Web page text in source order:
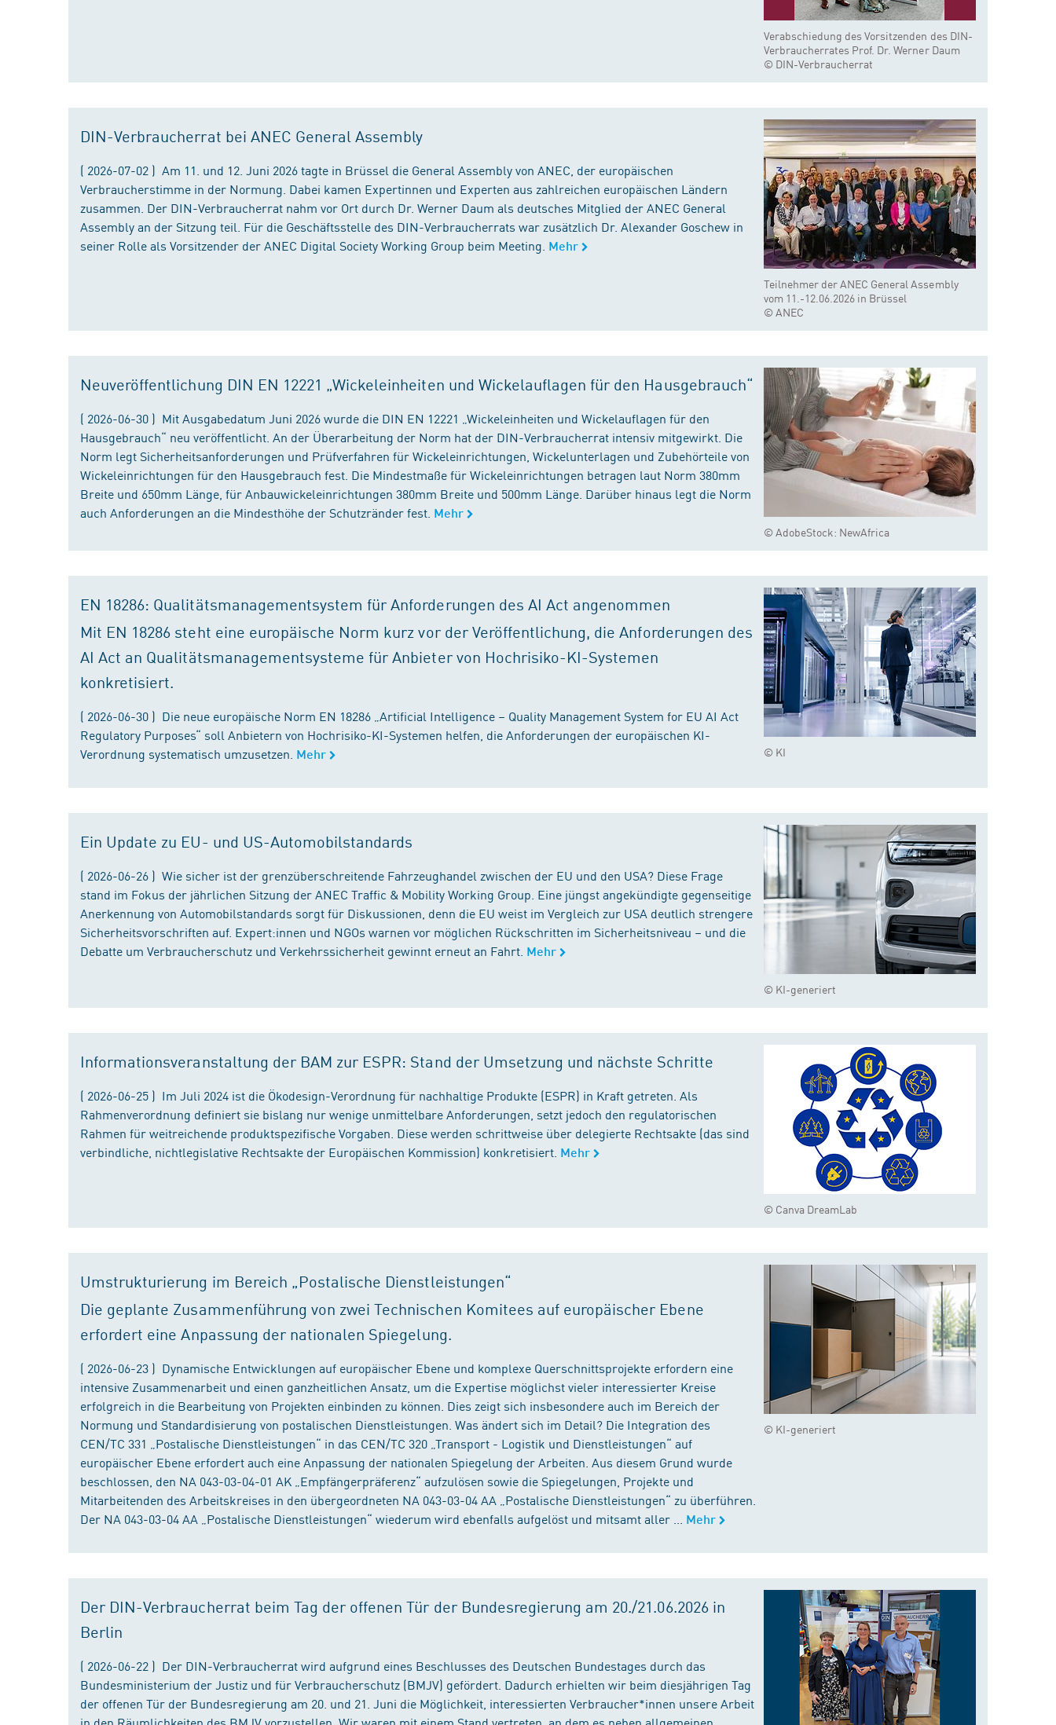
Verabschiedung des Vorsitzenden des DIN-
Verbraucherrates Prof. Dr. Werner Daum
© DIN-Verbraucherrat
Teilnehmer der ANEC General Assembly
vom 11.-12.06.2026 in Brüssel
© ANEC
DIN-Verbraucherrat bei ANEC General Assembly
( 2026-07-02 ) Am 11. und 12. Juni 2026 tagte in Brüssel die General Assembly von ANEC, der europäischen
Verbraucherstimme in der Normung. Dabei kamen Expertinnen und Experten aus zahlreichen europäischen Ländern
zusammen. Der DIN-Verbraucherrat nahm vor Ort durch Dr. Werner Daum als deutsches Mitglied der ANEC General
Assembly an der Sitzung teil. Für die Geschäftsstelle des DIN-Verbraucherrats war zusätzlich Dr. Alexander Goschew in
seiner Rolle als Vorsitzender der ANEC Digital Society Working Group beim Meeting. Mehr
© AdobeStock: NewAfrica
Neuveröffentlichung DIN EN 12221 „Wickeleinheiten und Wickelauflagen für den Hausgebrauch“
( 2026-06-30 ) Mit Ausgabedatum Juni 2026 wurde die DIN EN 12221 „Wickeleinheiten und Wickelauflagen für den
Hausgebrauch“ neu veröffentlicht. An der Überarbeitung der Norm hat der DIN-Verbraucherrat intensiv mitgewirkt. Die
Norm legt Sicherheitsanforderungen und Prüfverfahren für Wickeleinrichtungen, Wickelunterlagen und Zubehörteile von
Wickeleinrichtungen für den Hausgebrauch fest. Die Mindestmaße für Wickeleinrichtungen betragen laut Norm 380mm
Breite und 650mm Länge, für Anbauwickeleinrichtungen 380mm Breite und 500mm Länge. Darüber hinaus legt die Norm
auch Anforderungen an die Mindesthöhe der Schutzränder fest. Mehr
© KI
EN 18286: Qualitätsmanagementsystem für Anforderungen des AI Act angenommen
Mit EN 18286 steht eine europäische Norm kurz vor der Veröffentlichung, die Anforderungen des
AI Act an Qualitätsmanagementsysteme für Anbieter von Hochrisiko-KI-Systemen
konkretisiert.
( 2026-06-30 ) Die neue europäische Norm EN 18286 „Artificial Intelligence – Quality Management System for EU AI Act
Regulatory Purposes“ soll Anbietern von Hochrisiko-KI-Systemen helfen, die Anforderungen der europäischen KI-
Verordnung systematisch umzusetzen. Mehr
© KI-generiert
Ein Update zu EU- und US-Automobilstandards
( 2026-06-26 ) Wie sicher ist der grenzüberschreitende Fahrzeughandel zwischen der EU und den USA? Diese Frage
stand im Fokus der jährlichen Sitzung der ANEC Traffic & Mobility Working Group. Eine jüngst angekündigte gegenseitige
Anerkennung von Automobilstandards sorgt für Diskussionen, denn die EU weist im Vergleich zur USA deutlich strengere
Sicherheitsvorschriften auf. Expert:innen und NGOs warnen vor möglichen Rückschritten im Sicherheitsniveau – und die
Debatte um Verbraucherschutz und Verkehrssicherheit gewinnt erneut an Fahrt. Mehr
© Canva DreamLab
Informationsveranstaltung der BAM zur ESPR: Stand der Umsetzung und nächste Schritte
( 2026-06-25 ) Im Juli 2024 ist die Ökodesign-Verordnung für nachhaltige Produkte (ESPR) in Kraft getreten. Als
Rahmenverordnung definiert sie bislang nur wenige unmittelbare Anforderungen, setzt jedoch den regulatorischen
Rahmen für weitreichende produktspezifische Vorgaben. Diese werden schrittweise über delegierte Rechtsakte (das sind
verbindliche, nichtlegislative Rechtsakte der Europäischen Kommission) konkretisiert. Mehr
© KI-generiert
Umstrukturierung im Bereich „Postalische Dienstleistungen“
Die geplante Zusammenführung von zwei Technischen Komitees auf europäischer Ebene
erfordert eine Anpassung der nationalen Spiegelung.
( 2026-06-23 ) Dynamische Entwicklungen auf europäischer Ebene und komplexe Querschnittsprojekte erfordern eine
intensive Zusammenarbeit und einen ganzheitlichen Ansatz, um die Expertise möglichst vieler interessierter Kreise
erfolgreich in die Bearbeitung von Projekten einbinden zu können. Dies zeigt sich insbesondere auch im Bereich der
Normung und Standardisierung von postalischen Dienstleistungen. Was ändert sich im Detail? Die Integration des
CEN/TC 331 „Postalische Dienstleistungen“ in das CEN/TC 320 „Transport - Logistik und Dienstleistungen“ auf
europäischer Ebene erfordert auch eine Anpassung der nationalen Spiegelung der Arbeiten. Aus diesem Grund wurde
beschlossen, den NA 043-03-04-01 AK „Empfängerpräferenz“ aufzulösen sowie die Spiegelungen, Projekte und
Mitarbeitenden des Arbeitskreises in den übergeordneten NA 043-03-04 AA „Postalische Dienstleistungen“ zu überführen.
Der NA 043-03-04 AA „Postalische Dienstleistungen“ wiederum wird ebenfalls aufgelöst und mitsamt aller ...
Mehr
Der DIN-Verbraucherrat beim Tag der offenen Tür der Bundesregierung am 20./21.06.2026 in
Berlin
( 2026-06-22 ) Der DIN-Verbraucherrat wird aufgrund eines Beschlusses des Deutschen Bundestages durch das
Bundesministerium der Justiz und für Verbraucherschutz (BMJV) gefördert. Dadurch erhielten wir beim diesjährigen Tag
der offenen Tür der Bundesregierung am 20. und 21. Juni die Möglichkeit, interessierten Verbraucher*innen unsere Arbeit